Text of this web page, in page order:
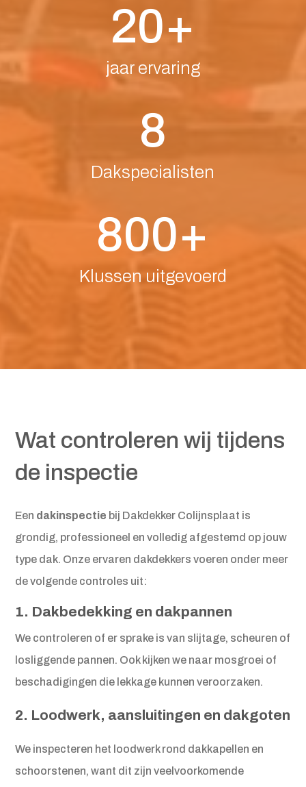
20+
jaar ervaring
8
Dakspecialisten
800+
Klussen uitgevoerd
Wat controleren wij tijdens
de inspectie
Een dakinspectie bij Dakdekker Colijnsplaat is
grondig, professioneel en volledig afgestemd op jouw
type dak. Onze ervaren dakdekkers voeren onder meer
de volgende controles uit:
1. Dakbedekking en dakpannen
We controleren of er sprake is van slijtage, scheuren of
losliggende pannen. Ook kijken we naar mosgroei of
beschadigingen die lekkage kunnen veroorzaken.
2. Loodwerk, aansluitingen en dakgoten
We inspecteren het loodwerk rond dakkapellen en
schoorstenen, want dit zijn veelvoorkomende